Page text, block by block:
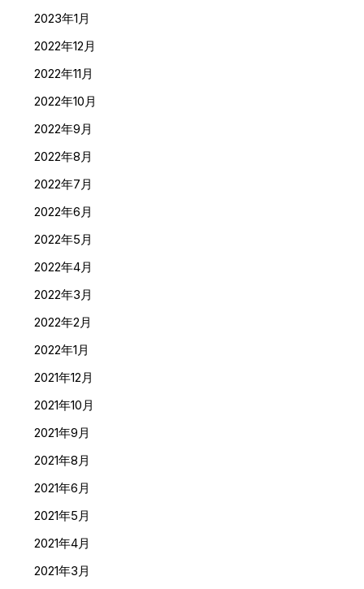
2023年1月
2022年12月
2022年11月
2022年10月
2022年9月
2022年8月
2022年7月
2022年6月
2022年5月
2022年4月
2022年3月
2022年2月
2022年1月
2021年12月
2021年10月
2021年9月
2021年8月
2021年6月
2021年5月
2021年4月
2021年3月